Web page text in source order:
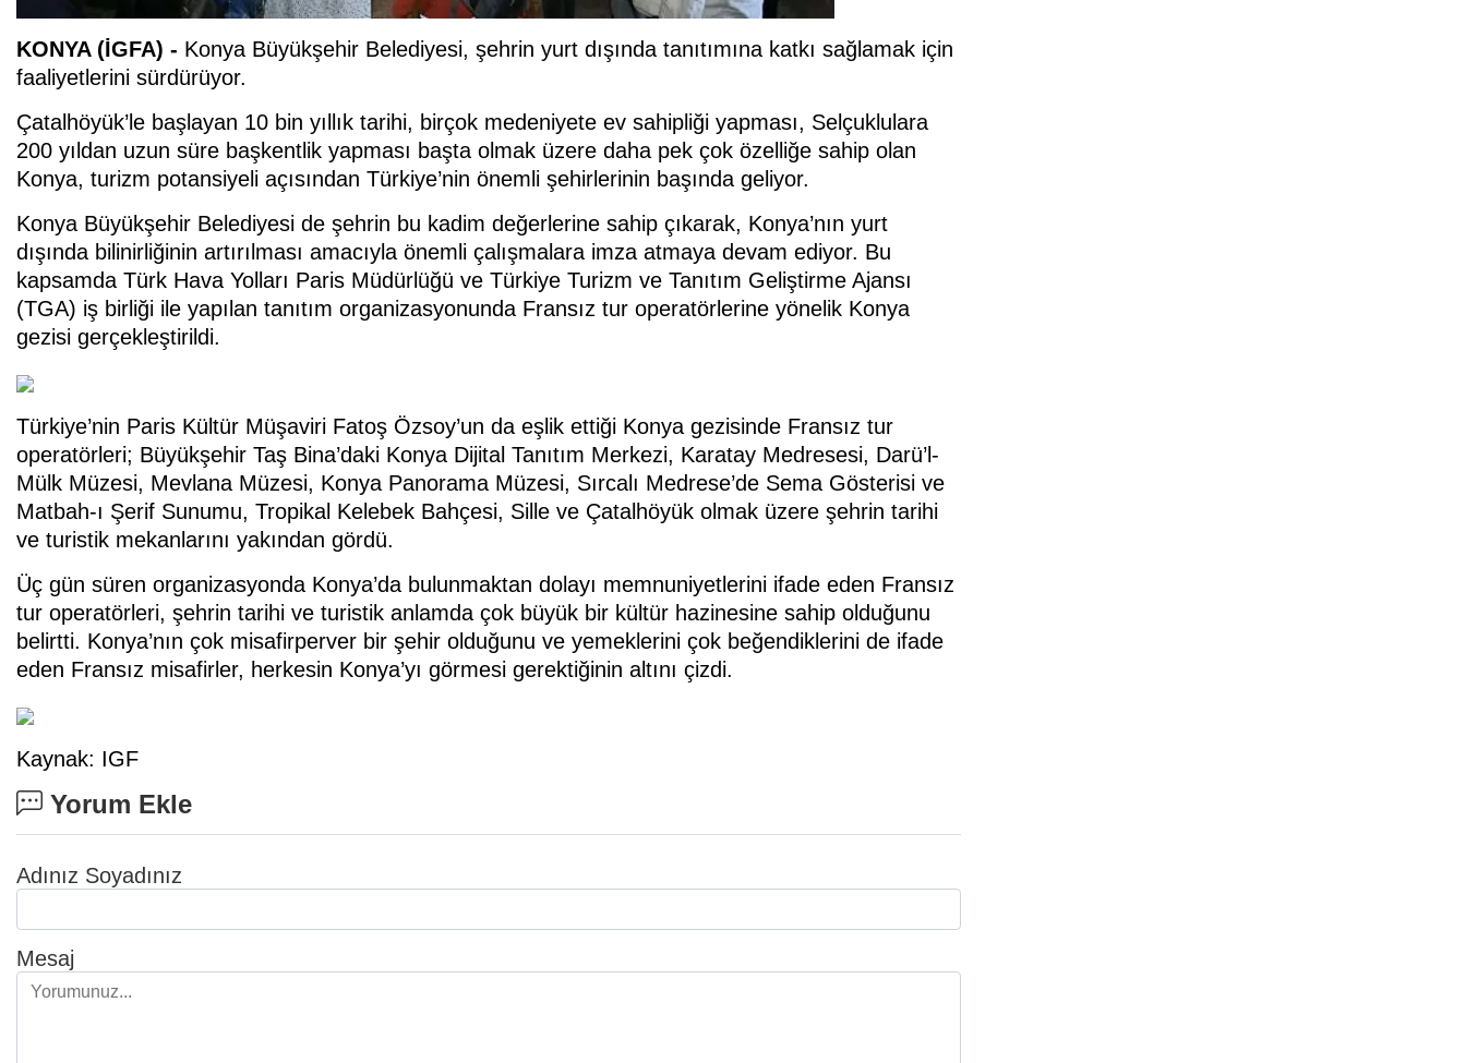
KONYA (İGFA) - Konya Büyükşehir Belediyesi, şehrin yurt dışında tanıtımına katkı sağlamak için
faaliyetlerini sürdürüyor.
Çatalhöyük’le başlayan 10 bin yıllık tarihi, birçok medeniyete ev sahipliği yapması, Selçuklulara
200 yıldan uzun süre başkentlik yapması başta olmak üzere daha pek çok özelliğe sahip olan
Konya, turizm potansiyeli açısından Türkiye’nin önemli şehirlerinin başında geliyor.
Konya Büyükşehir Belediyesi de şehrin bu kadim değerlerine sahip çıkarak, Konya’nın yurt
dışında bilinirliğinin artırılması amacıyla önemli çalışmalara imza atmaya devam ediyor. Bu
kapsamda Türk Hava Yolları Paris Müdürlüğü ve Türkiye Turizm ve Tanıtım Geliştirme Ajansı
(TGA) iş birliği ile yapılan tanıtım organizasyonunda Fransız tur operatörlerine yönelik Konya
gezisi gerçekleştirildi.
Türkiye’nin Paris Kültür Müşaviri Fatoş Özsoy’un da eşlik ettiği Konya gezisinde Fransız tur
operatörleri; Büyükşehir Taş Bina’daki Konya Dijital Tanıtım Merkezi, Karatay Medresesi, Darü’l-
Mülk Müzesi, Mevlana Müzesi, Konya Panorama Müzesi, Sırcalı Medrese’de Sema Gösterisi ve
Matbah-ı Şerif Sunumu, Tropikal Kelebek Bahçesi, Sille ve Çatalhöyük olmak üzere şehrin tarihi
ve turistik mekanlarını yakından gördü.
Üç gün süren organizasyonda Konya’da bulunmaktan dolayı memnuniyetlerini ifade eden Fransız
tur operatörleri, şehrin tarihi ve turistik anlamda çok büyük bir kültür hazinesine sahip olduğunu
belirtti. Konya’nın çok misafirperver bir şehir olduğunu ve yemeklerini çok beğendiklerini de ifade
eden Fransız misafirler, herkesin Konya’yı görmesi gerektiğinin altını çizdi.
Kaynak: IGF
Yorum Ekle
Adınız Soyadınız
Mesaj